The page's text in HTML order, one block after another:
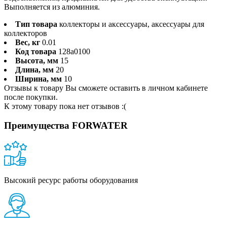
Выполняется из алюминия.
Тип товара коллекторы и аксессуары, аксессуары для
коллекторов
Вес, кг 0.01
Код товара 128a0100
Высота, мм 15
Длина, мм 20
Ширина, мм 10
Отзывы к товару Вы сможете оставить в личном кабинете
после покупки.
К этому товару пока нет отзывов :(
Преимущества FORWATER
Высокий ресурс работы оборудования